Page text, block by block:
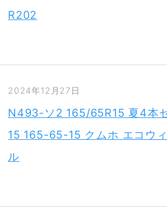
R202
2024年12月27日
N493-ソ2 165/65R15 夏4本
15 165-65-15 クムホ エコウ
ル